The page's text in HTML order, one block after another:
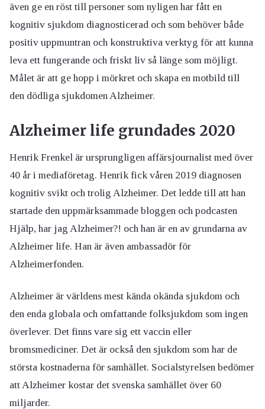
även ge en röst till personer som nyligen har fått en
kognitiv sjukdom diagnosticerad och som behöver både
positiv uppmuntran och konstruktiva verktyg för att kunna
leva ett fungerande och friskt liv så länge som möjligt.
Målet är att ge hopp i mörkret och skapa en motbild till
den dödliga sjukdomen Alzheimer.
Alzheimer life grundades 2020
Henrik Frenkel är ursprungligen affärsjournalist med över
40 år i mediaföretag. Henrik fick våren 2019 diagnosen
kognitiv svikt och trolig Alzheimer. Det ledde till att han
startade den uppmärksammade bloggen och podcasten
Hjälp, har jag Alzheimer?! och han är en av grundarna av
Alzheimer life. Han är även ambassadör för
Alzheimerfonden.
Alzheimer är världens mest kända okända sjukdom och
den enda globala och omfattande folksjukdom som ingen
överlever. Det finns vare sig ett vaccin eller
bromsmediciner. Det är också den sjukdom som har de
största kostnaderna för samhället. Socialstyrelsen bedömer
att Alzheimer kostar det svenska samhället över 60
miljarder.